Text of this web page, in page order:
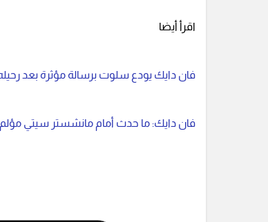
اقرأ أيضا
فان دايك يودع سلوت برسالة مؤثرة بعد
فان دايك: ما حدث أمام مانشستر سيتي